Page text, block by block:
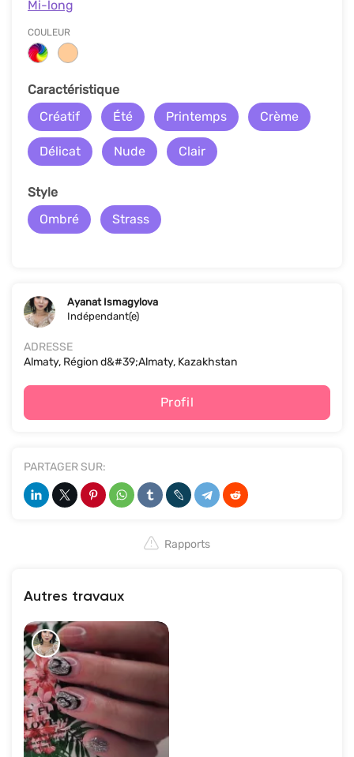
Mi-long
COULEUR
Сaractéristique
Créatif
Été Printemps Crème
Délicat Nude Clair
Style
Ombré
Strass
Ayanat Ismagylova
Indépendant(e)
ADRESSE
Almaty, Région d&#39;Almaty, Kazakhstan
Profil
PARTAGER SUR:
Rapports
Autres travaux